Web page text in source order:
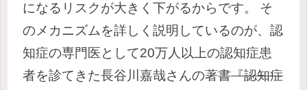
になるリスクが大きく下がるからです。
そ
のメカニズムを詳しく説明しているのが、認
知症の専門医として20万人以上の認知症患
者を診てきた長谷川嘉哉さんの著書『認知症